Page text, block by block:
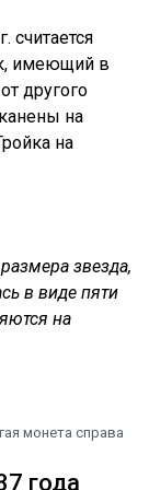
считается
имеющий в
другого
на
на
звезда,
в виде пяти
на
монета справа
года